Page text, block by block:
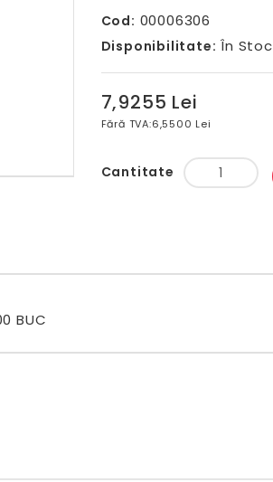
Cod: 00006306
Disponibilitate: În Stoc
7,9255 Lei
Fără TVA:6,5500 Lei
Cantitate
BUC